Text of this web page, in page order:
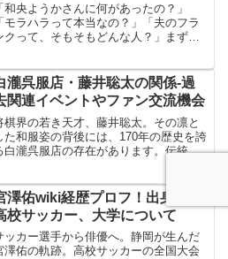
「和央ようかさんに何があったの？」
「モラハラって本当なの？」「夫のフラ
クって、そもそもどんな人？」まずこ
は、夫フランク・ワイルドホーン氏に
する“モラハラ報道”で...
瀧呉服店・藤井聡太の関係-過
関連イベントやファン交流機会
棋界の若き天才、藤井聡太。その凛と
た和服姿の背後には、170年の歴史を誇
白瀧呉服店の存在があります。伝統と
服店は、藤井聡太をはじめとする多く
棋士たちの和服を手...
澤佑wiki経歴プロフ！出身地と
校サッカー、大学について
ッカー選手から俳優へ。静岡が生んだ
澤佑の軌跡。高校サッカーの全国大会